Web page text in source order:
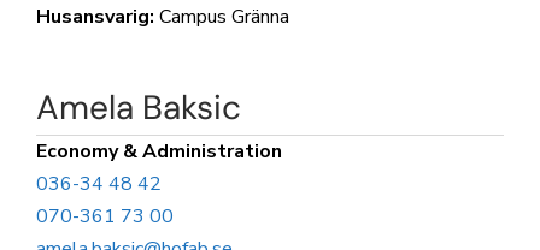
Husansvarig: Campus Gränna
Amela Baksic
Economy & Administration
036-34 48 42
070-361 73 00